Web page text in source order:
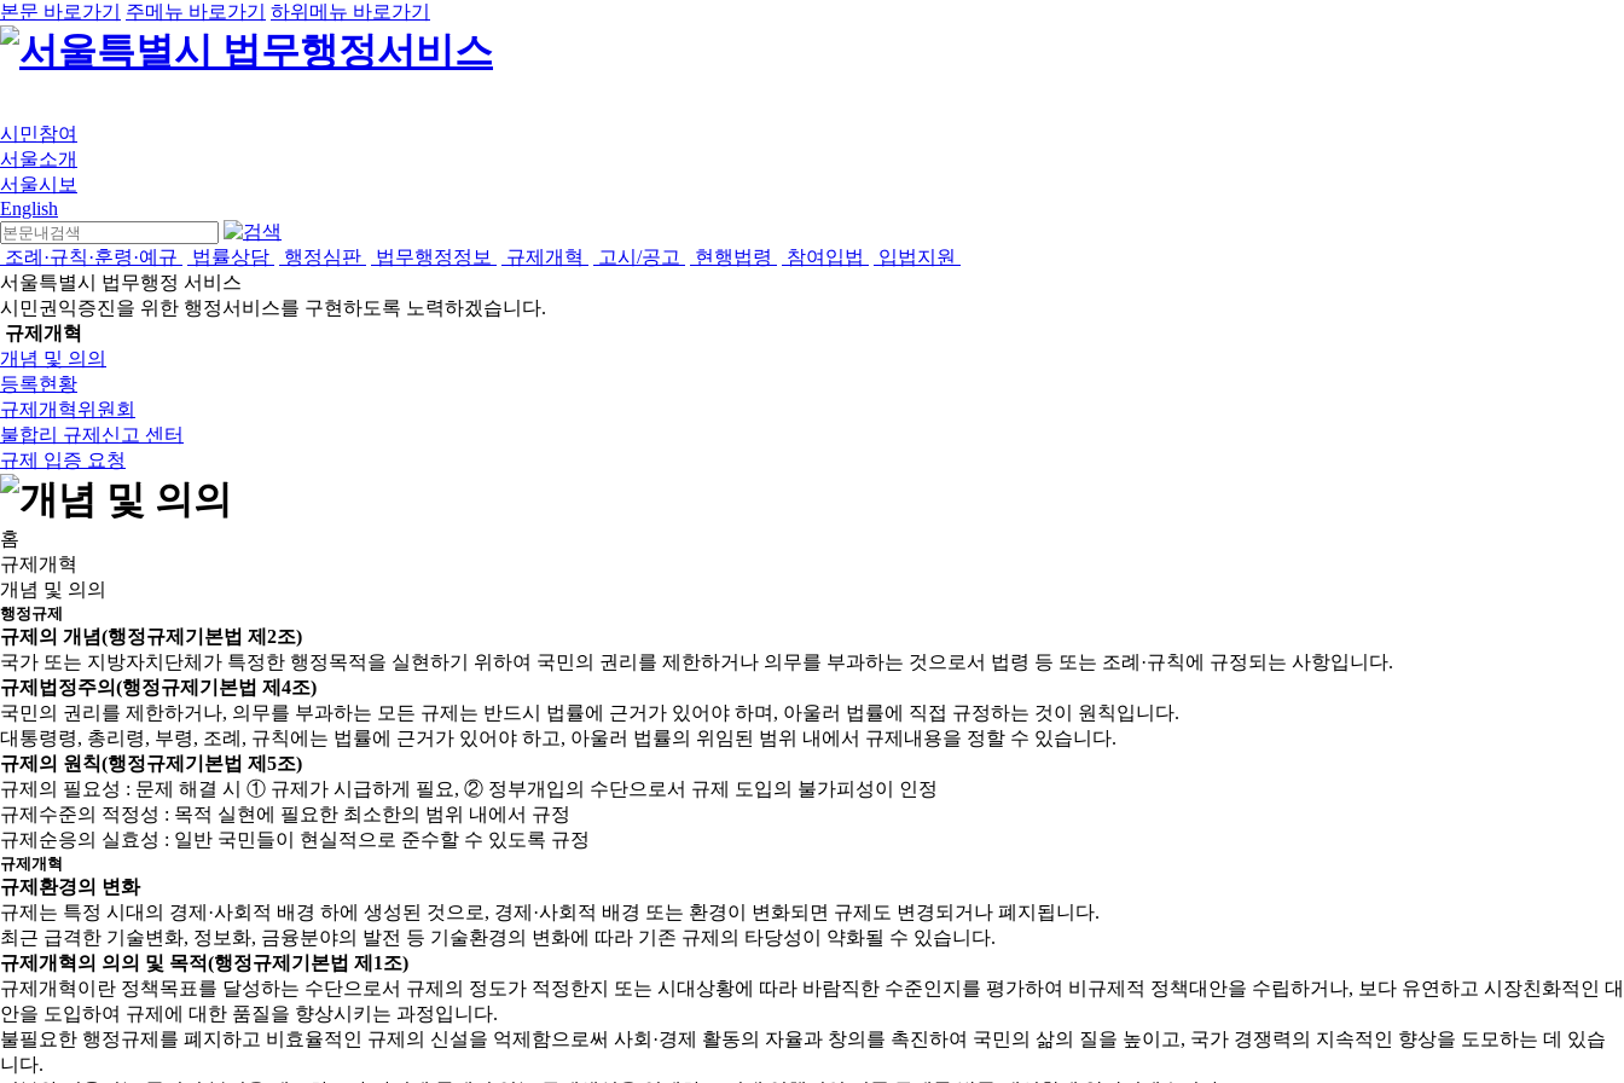
본문 바로가기 주메뉴 바로가기 하위메뉴 바로가기
시민참여
서울소개
서울시보
English
조례·규칙·훈령·예규 법률상담 행정심판 법무행정정보 규제개혁 고시/공고 현행법령 참여입법
입법지원
서울특별시 법무행정 서비스
시민권익증진을 위한 행정서비스를 구현하도록 노력하겠습니다.
규제개혁
개념 및 의의
등록현황
규제개혁위원회
불합리 규제신고 센터
규제 입증 요청
홈
규제개혁
개념 및 의의
행정규제
규제의 개념(행정규제기본법 제2조)
국가 또는 지방자치단체가 특정한 행정목적을 실현하기 위하여 국민의 권리를 제한하거나 의무를 부과하는 것으로서 법령 등 또는 조례·규칙에 규정되는 사항입니다.
규제법정주의(행정규제기본법 제4조)
국민의 권리를 제한하거나, 의무를 부과하는 모든 규제는 반드시 법률에 근거가 있어야 하며, 아울러 법률에 직접 규정하는 것이 원칙입니다.
대통령령, 총리령, 부령, 조례, 규칙에는 법률에 근거가 있어야 하고, 아울러 법률의 위임된 범위 내에서 규제내용을 정할 수 있습니다.
규제의 원칙(행정규제기본법 제5조)
규제의 필요성 : 문제 해결 시 ① 규제가 시급하게 필요, ② 정부개입의 수단으로서 규제 도입의 불가피성이 인정
규제수준의 적정성 : 목적 실현에 필요한 최소한의 범위 내에서 규정
규제순응의 실효성 : 일반 국민들이 현실적으로 준수할 수 있도록 규정
규제개혁
규제환경의 변화
규제는 특정 시대의 경제·사회적 배경 하에 생성된 것으로, 경제·사회적 배경 또는 환경이 변화되면 규제도 변경되거나 폐지됩니다.
최근 급격한 기술변화, 정보화, 금융분야의 발전 등 기술환경의 변화에 따라 기존 규제의 타당성이 약화될 수 있습니다.
규제개혁의 의의 및 목적(행정규제기본법 제1조)
규제개혁이란 정책목표를 달성하는 수단으로서 규제의 정도가 적정한지 또는 시대상황에 따라 바람직한 수준인지를 평가하여 비규제적 정책대안을 수립하거나, 보다 유연하고 시장친화적인 대
안을 도입하여 규제에 대한 품질을 향상시키는 과정입니다.
불필요한 행정규제를 폐지하고 비효율적인 규제의 신설을 억제함으로써 사회·경제 활동의 자율과 창의를 촉진하여 국민의 삶의 질을 높이고, 국가 경쟁력의 지속적인 향상을 도모하는 데 있습
니다.